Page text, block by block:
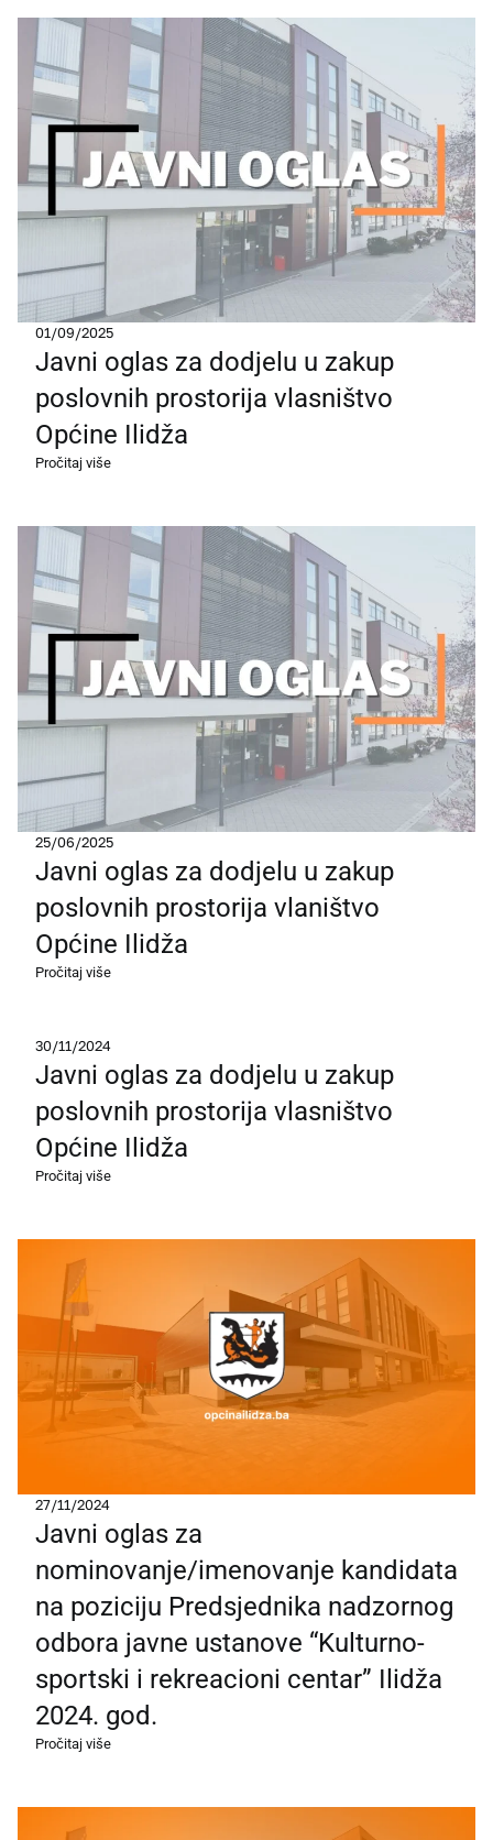
01/09/2025
Javni oglas za dodjelu u zakup
poslovnih prostorija vlasništvo
Općine Ilidža
Pročitaj više
25/06/2025
Javni oglas za dodjelu u zakup
poslovnih prostorija vlaništvo
Općine Ilidža
Pročitaj više
30/11/2024
Javni oglas za dodjelu u zakup
poslovnih prostorija vlasništvo
Općine Ilidža
Pročitaj više
27/11/2024
Javni oglas za
nominovanje/imenovanje kandidata
na poziciju Predsjednika nadzornog
odbora javne ustanove “Kulturno-
sportski i rekreacioni centar” Ilidža
2024. god.
Pročitaj više